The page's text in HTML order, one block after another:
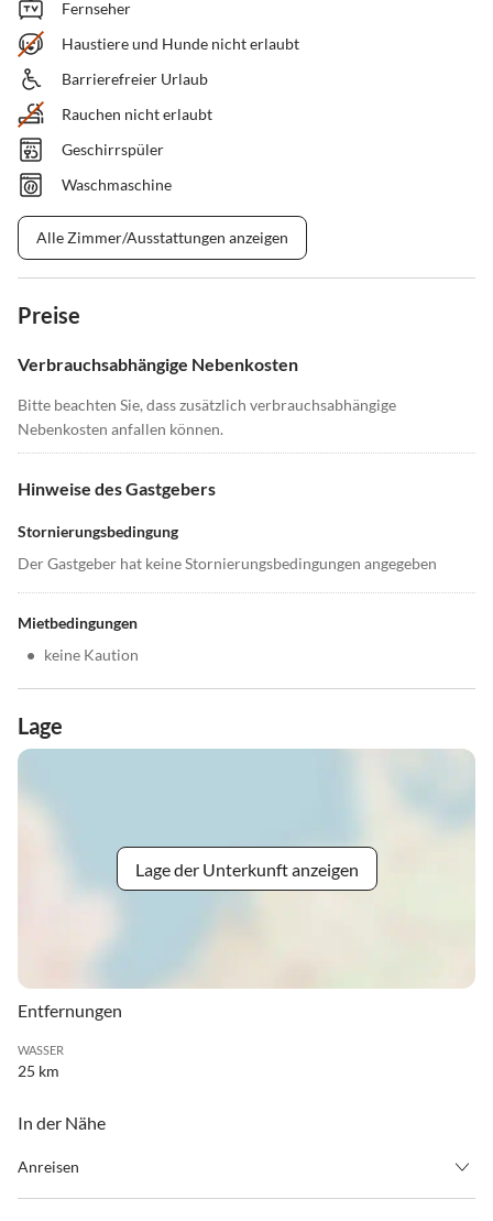
Fernseher
Haustiere und Hunde nicht erlaubt
Barrierefreier Urlaub
Rauchen nicht erlaubt
Geschirrspüler
Waschmaschine
Alle Zimmer/Ausstattungen anzeigen
Preise
Verbrauchsabhängige Nebenkosten
Bitte beachten Sie, dass zusätzlich verbrauchsabhängige
Nebenkosten anfallen können.
Hinweise des Gastgebers
Stornierungsbedingung
Der Gastgeber hat keine Stornierungsbedingungen angegeben
Mietbedingungen
• keine Kaution
Lage
Lage der Unterkunft anzeigen
Entfernungen
WASSER
25 km
In der Nähe
Anreisen